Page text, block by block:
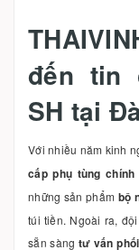
đến tin
SH tại
Với nhiều năm kinh
cấp phụ tùng chính
những sản phẩm bộ
túi tiền. Ngoài ra,
sẵn sàng tư vấn